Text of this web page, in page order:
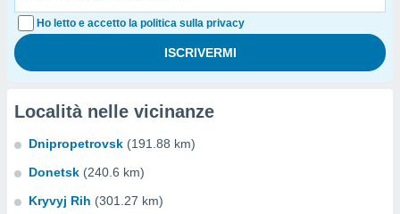
Ho letto e accetto la politica sulla privacy
Località nelle vicinanze
Dnipropetrovsk (191.88 km)
Donetsk (240.6 km)
Kryvyj Rih (301.27 km)